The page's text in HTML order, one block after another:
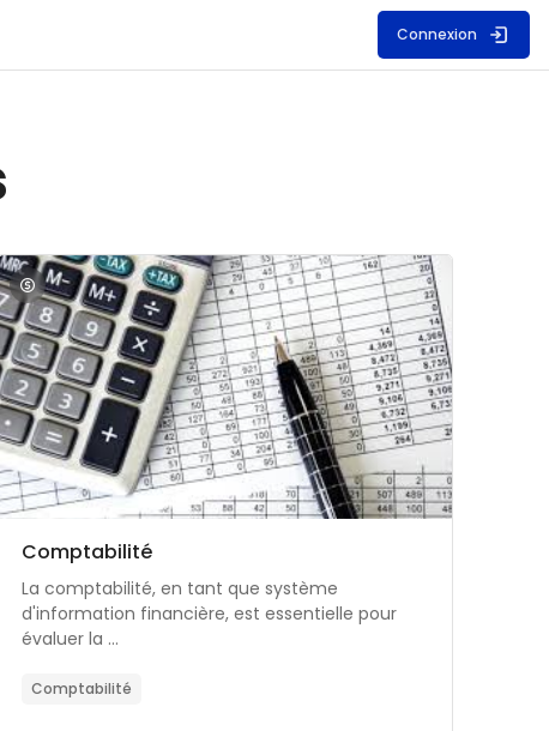
Connexion
du cours Comptabilité
Catégorie de cours
Nom du cours
Comptabilité
Résumé du cours :
La comptabilité, en tant que système
d'information financière, est essentielle pour
évaluer la ...
Comptabilité